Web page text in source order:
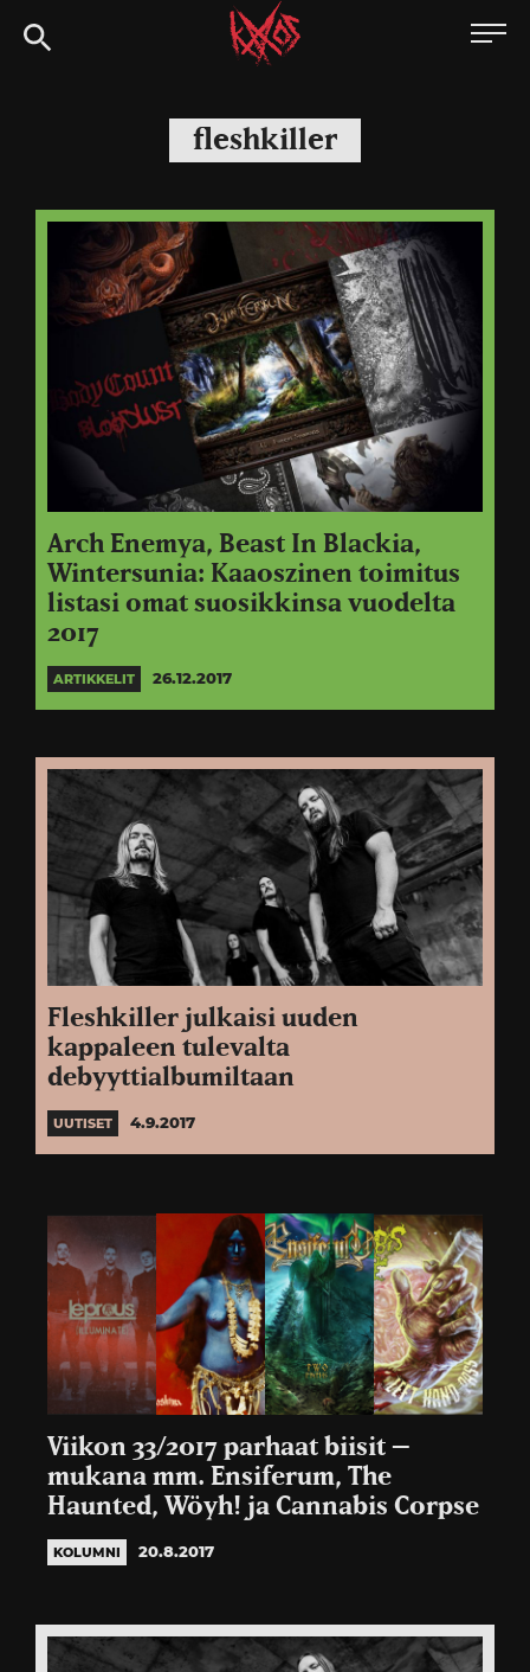
Siirry
suoraan
Kaaoszine
fleshkiller
Arch Enemya, Beast In Blackia,
Wintersunia: Kaaoszinen toimitus
listasi omat suosikkinsa vuodelta
2017
ARTIKKELIT 26.12.2017
Fleshkiller julkaisi uuden
kappaleen tulevalta
debyyttialbumiltaan
UUTISET 4.9.2017
Viikon 33/2017 parhaat biisit –
mukana mm. Ensiferum, The
Haunted, Wöyh! ja Cannabis Corpse
KOLUMNI 20.8.2017